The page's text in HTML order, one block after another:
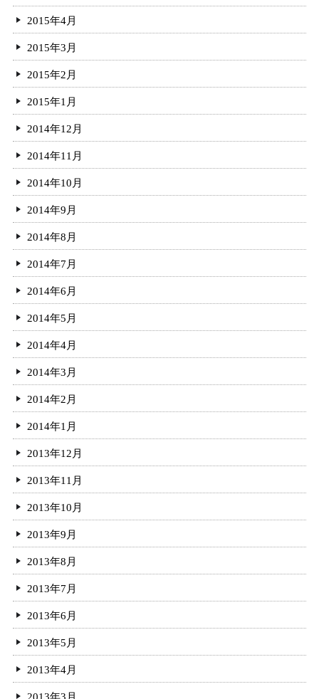
2015年4月
2015年3月
2015年2月
2015年1月
2014年12月
2014年11月
2014年10月
2014年9月
2014年8月
2014年7月
2014年6月
2014年5月
2014年4月
2014年3月
2014年2月
2014年1月
2013年12月
2013年11月
2013年10月
2013年9月
2013年8月
2013年7月
2013年6月
2013年5月
2013年4月
2013年3月